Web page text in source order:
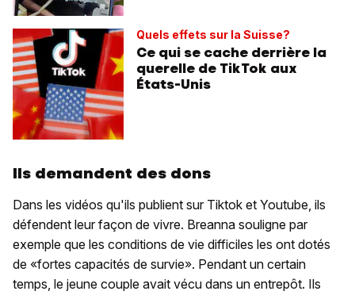
Quels effets sur la Suisse?
Ce qui se cache derrière la
querelle de TikTok aux
États-Unis
Ils demandent des dons
Dans les vidéos qu'ils publient sur Tiktok et Youtube, ils
défendent leur façon de vivre. Breanna souligne par
exemple que les conditions de vie difficiles les ont dotés
de «fortes capacités de survie». Pendant un certain
temps, le jeune couple avait vécu dans un entrepôt. Ils